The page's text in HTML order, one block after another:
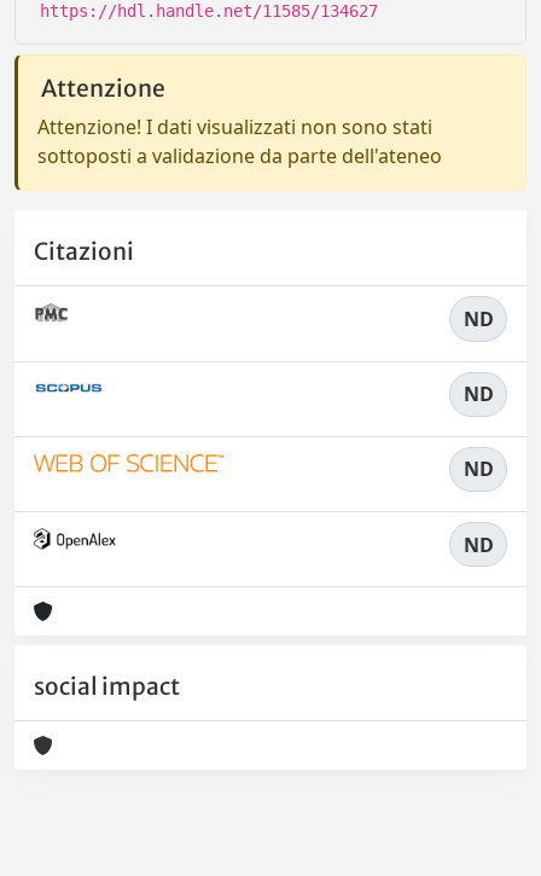
https://hdl.handle.net/11585/134627
Attenzione
Attenzione! I dati visualizzati non sono stati
sottoposti a validazione da parte dell'ateneo
Citazioni
ND
ND
ND
ND
social impact